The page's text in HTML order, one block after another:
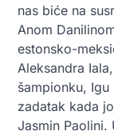
nas biće na
Anom
estonsko-
Aleksandra
šampionku,
zadatak kada
Jasmin Paolini.